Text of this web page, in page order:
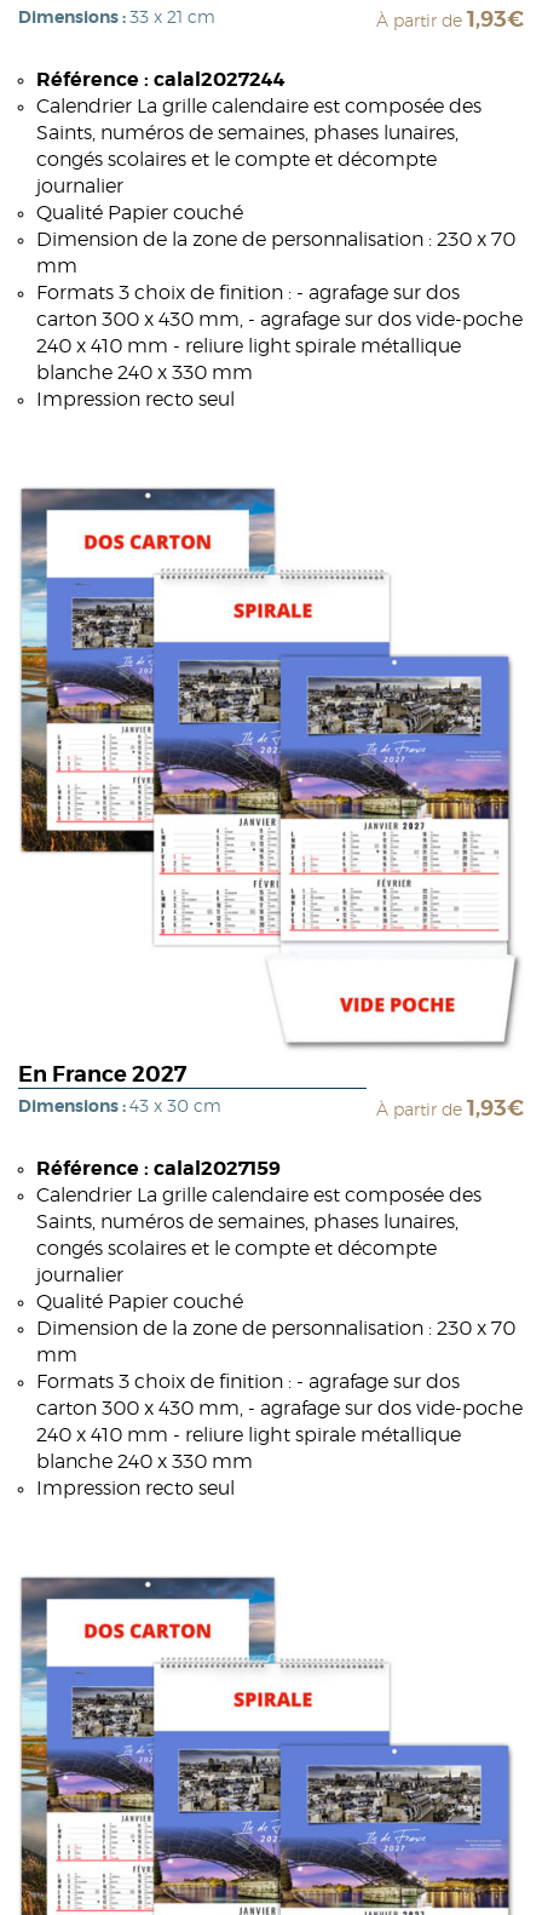
Dimensions : 33 x 21 cm À partir de 1,93€
Référence : calal2027244
Calendrier La grille calendaire est composée des
Saints, numéros de semaines, phases lunaires,
congés scolaires et le compte et décompte
journalier
Qualité Papier couché
Dimension de la zone de personnalisation : 230 x 70
mm
Formats 3 choix de finition : - agrafage sur dos
carton 300 x 430 mm, - agrafage sur dos vide-poche
240 x 410 mm - reliure light spirale métallique
blanche 240 x 330 mm
Impression recto seul
En France 2027
Dimensions : 43 x 30 cm À partir de 1,93€
Référence : calal2027159
Calendrier La grille calendaire est composée des
Saints, numéros de semaines, phases lunaires,
congés scolaires et le compte et décompte
journalier
Qualité Papier couché
Dimension de la zone de personnalisation : 230 x 70
mm
Formats 3 choix de finition : - agrafage sur dos
carton 300 x 430 mm, - agrafage sur dos vide-poche
240 x 410 mm - reliure light spirale métallique
blanche 240 x 330 mm
Impression recto seul